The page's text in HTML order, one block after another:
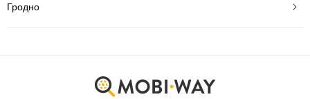
Гродно